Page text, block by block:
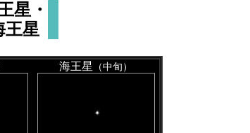
星・
王星
海王星 （中旬）